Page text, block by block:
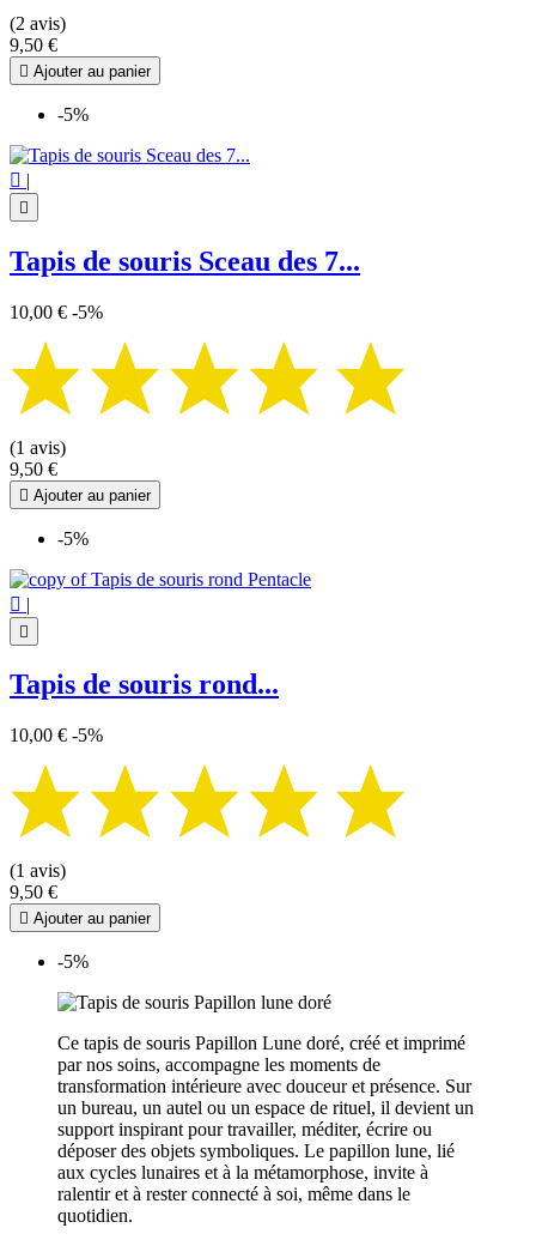
(2 avis)
9,50 €
 Ajouter au panier
-5%
 |

Tapis de souris Sceau des 7...
10,00 € -5%
(1 avis)
9,50 €
 Ajouter au panier
-5%
 |

Tapis de souris rond...
10,00 € -5%
(1 avis)
9,50 €
 Ajouter au panier
-5%
Ce tapis de souris Papillon Lune doré, créé et imprimé
par nos soins, accompagne les moments de
transformation intérieure avec douceur et présence. Sur
un bureau, un autel ou un espace de rituel, il devient un
support inspirant pour travailler, méditer, écrire ou
déposer des objets symboliques. Le papillon lune, lié
aux cycles lunaires et à la métamorphose, invite à
ralentir et à rester connecté à soi, même dans le
quotidien.